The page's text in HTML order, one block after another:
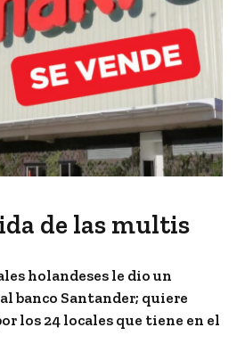
de las multis
holandeses le dio un
banco Santander; quiere
los 24 locales que tiene en el